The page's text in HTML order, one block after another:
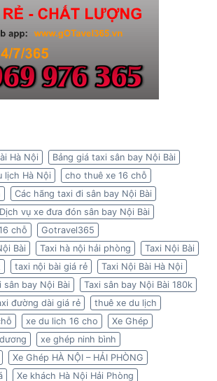
Hà Nội
Bảng giá taxi sân bay Nội Bài
lịch Hà Nội
cho thuê xe 16 chỗ
Các hãng taxi đi sân bay Nội Bài
Dịch vụ xe đưa đón sân bay Nội Bài
chỗ
Gotravel365
Bài
Taxi hà nội hải phòng
Taxi Nội Bài
taxi nội bài giá rẻ
Taxi Nội Bài Hà Nội
sân bay Nội Bài
Taxi sân bay Nội Bài 180k
đường dài giá rẻ
thuê xe du lịch
xe du lich 16 cho
Xe Ghép
xe ghép ninh bình
Xe Ghép HÀ NỘI – HẢI PHÒNG
Xe khách Hà Nội Hải Phòng